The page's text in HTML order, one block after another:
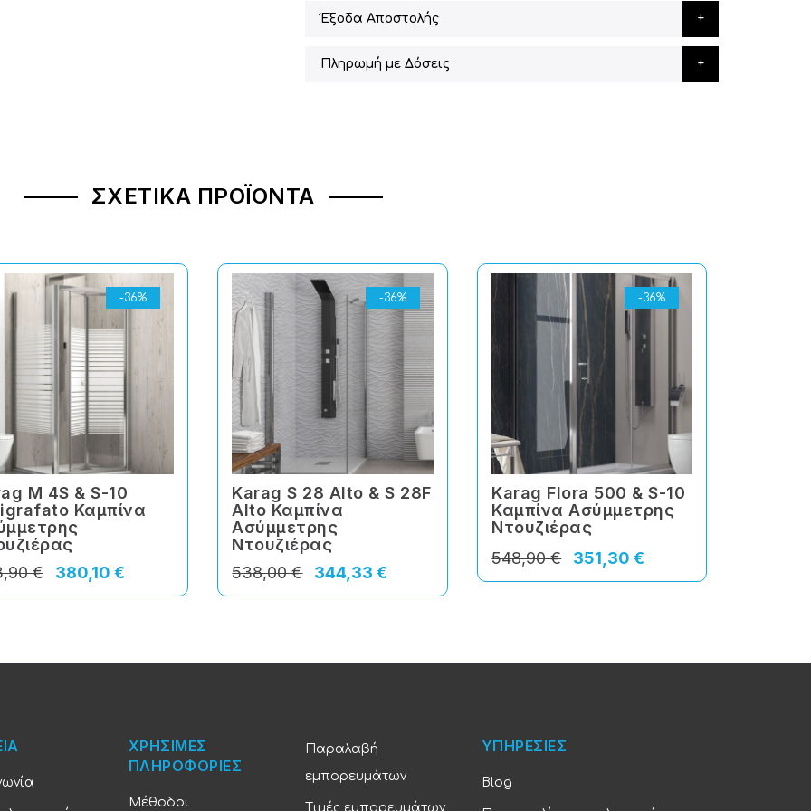
Έξοδα Αποστολής
Πληρωμή με Δόσεις
ΣΧΕΤΙΚΆ ΠΡΟΪΌΝΤΑ
-36%
M 4S & S-10
Καμπίνα
380,10 €
€
-36%
Karag S 28 Alto & S 28F
Alto Καμπίνα
Ασύμμετρης
Ντουζιέρας
344,33 €
538,00 €
-36%
Karag Flora 500 & S-10
Καμπίνα Ασύμμετρης
Ντουζιέρας
351,30 €
548,90 €
ΧΡΗΣΙΜΕΣ
ΠΛΗΡΟΦΟΡΙΕΣ
Μέθοδοι
Παραλαβή
εμπορευμάτων
Τιμές εμπορευμάτων
ΥΠΗΡΕΣΙΕΣ
Blog